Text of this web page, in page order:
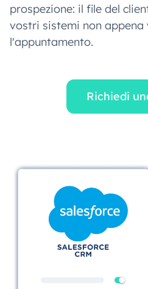
prospezione: il file del
vostri sistemi non appena
l'appuntamento.
Richiedi